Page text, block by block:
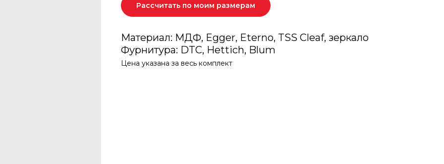
Рассчитать по моим размерам
Материал: МДФ, Egger, Eterno, TSS Cleaf, зеркало
Фурнитура: DTC, Hettich, Blum
Цена указана за весь комплект